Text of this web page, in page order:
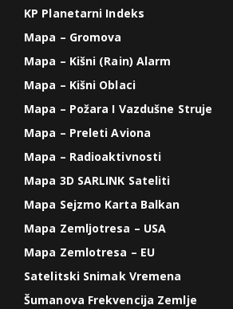
KP Planetarni Indeks
Mapa – Gromova
Mapa – Kišni (Rain) Alarm
Mapa – Kišni Oblaci
Mapa – Požara I Vazdušne Struje
Mapa – Preleti Aviona
Mapa – Radioaktivnosti
Mapa 3D SARLINK Sateliti
Mapa Sejzmo Karta Balkan
Mapa Zemljotresa – USA
Mapa Zemlotresa – EU
Satelitski Snimak Vremena
Šumanova Frekvencija Zemlje